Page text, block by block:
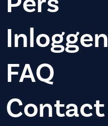
Inloggen
FAQ
Contact